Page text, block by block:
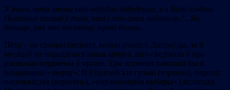
У тым, што змены калі-небудзь адбудуцца, я з Вамі згодны.
Пытанне толькі ў тым, калі і хто гэта пабачыць?.. Як
бачыце, ува мне песімізму трохі больш.
Пётр – не столькі песіміст, колькі рэаліст. Дапраўды, за 9
месяцаў не нарадзілася амаль нічога, што сведчыла б пра
рэальныя перамены ў краіне. Тры шумныя кампаніі былі
ініцыяваны «зверху»: ІІ Еўрапейскія гульні (чэрвень), перапіс
насельніцтва (верасень), «парламенцкія выбары» (лістапад).